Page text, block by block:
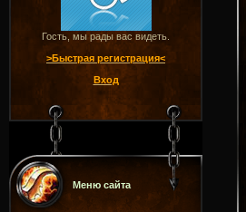
Гость, мы рады вас видеть.
>Быстрая регистрация<
Вход
Меню сайта